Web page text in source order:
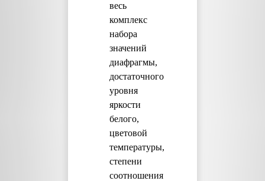
весь
комплекс
набора
значений
диафрагмы,
достаточного
уровня
яркости
белого,
цветовой
температуры,
степени
соотношения